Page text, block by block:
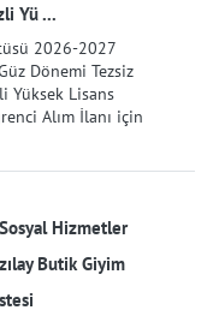
Yü ...
2026-2027
Dönemi Tezsiz
Yüksek Lisans
Alım İlanı için
Hizmetler
Butik Giyim